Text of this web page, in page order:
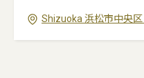
Shizuoka 浜松市中央区